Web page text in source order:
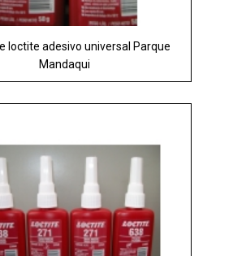
loctite adesivo universal Parque
Mandaqui